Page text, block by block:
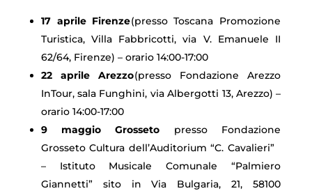
17 aprile Firenze(presso Toscana Promozione
Turistica, Villa Fabbricotti, via V. Emanuele II
62/64, Firenze) – orario 14:00-17:00
22 aprile Arezzo(presso Fondazione Arezzo
InTour, sala Funghini, via Albergotti 13, Arezzo) –
orario 14:00-17:00
9 maggio Grosseto presso Fondazione
Grosseto Cultura dell’Auditorium “C. Cavalieri”
– Istituto Musicale Comunale “Palmiero
Giannetti” sito in Via Bulgaria, 21, 58100